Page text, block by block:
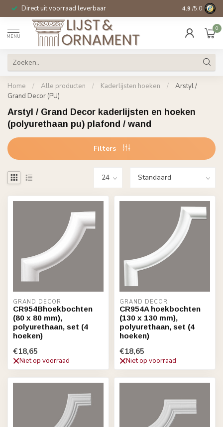
Direct uit voorraad leverbaar 14 dagen
4.9 /5.0
MENU
0
Home / Alle producten / Kaderlijsten hoeken /
Arstyl /
Grand Decor (PU)
Arstyl / Grand Decor kaderlijsten en hoeken
(polyurethaan pu) plafond / wand
Filters
GRAND DECOR
CR954Bhoekbochten
(80 x 80 mm),
polyurethaan, set (4
hoeken)
€18,65
Niet op voorraad
GRAND DECOR
CR954A hoekbochten
(130 x 130 mm),
polyurethaan, set (4
hoeken)
€18,65
Niet op voorraad